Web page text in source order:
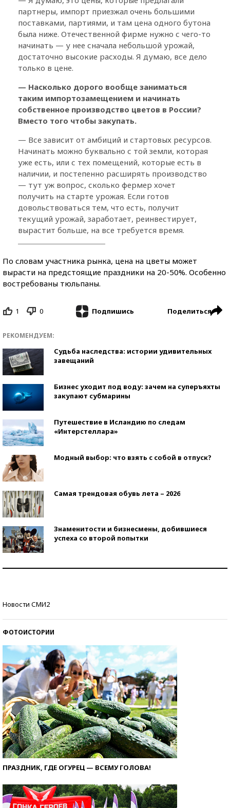
партнеры, импорт приезжал очень большими
поставками, партиями, и там цена одного бутона
была ниже. Отечественной фирме нужно с чего-то
начинать — у нее сначала небольшой урожай,
достаточно высокие расходы. Я думаю, все дело
только в цене.
— Насколько дорого вообще заниматься
таким импортозамещением и начинать
собственное производство цветов в России?
Вместо того чтобы закупать.
— Все зависит от амбиций и стартовых ресурсов.
Начинать можно буквально с той земли, которая
уже есть, или с тех помещений, которые есть в
наличии, и постепенно расширять производство
— тут уж вопрос, сколько фермер хочет
получить на старте урожая. Если готов
довольствоваться тем, что есть, получит
текущий урожай, заработает, реинвестирует,
вырастит больше, на все требуется время.
По словам участника рынка, цена на цветы может
вырасти на предстоящие праздники на 20-50%. Особенно
востребованы тюльпаны.
1 0 Подпишись Поделиться
РЕКОМЕНДУЕМ:
Судьба наследства: истории удивительных
завещаний
Бизнес уходит под воду: зачем на суперъяхты
закупают субмарины
Путешествие в Исландию по следам
«Интерстеллара»
Модный выбор: что взять с собой в отпуск?
Самая трендовая обувь лета – 2026
Знаменитости и бизнесмены, добившиеся
успеха со второй попытки
Новости СМИ2
ФОТОИСТОРИИ
ПРАЗДНИК, ГДЕ ОГУРЕЦ — ВСЕМУ ГОЛОВА!